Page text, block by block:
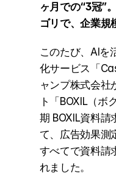
ヶ月での“3冠”
ゴリで、企業規
このたび、AIを
化サービス「
ャンプ株式会社
ト「BOXIL（ボ
期 BOXIL資料請
て、広告効果測
すべてで資料請
れました。